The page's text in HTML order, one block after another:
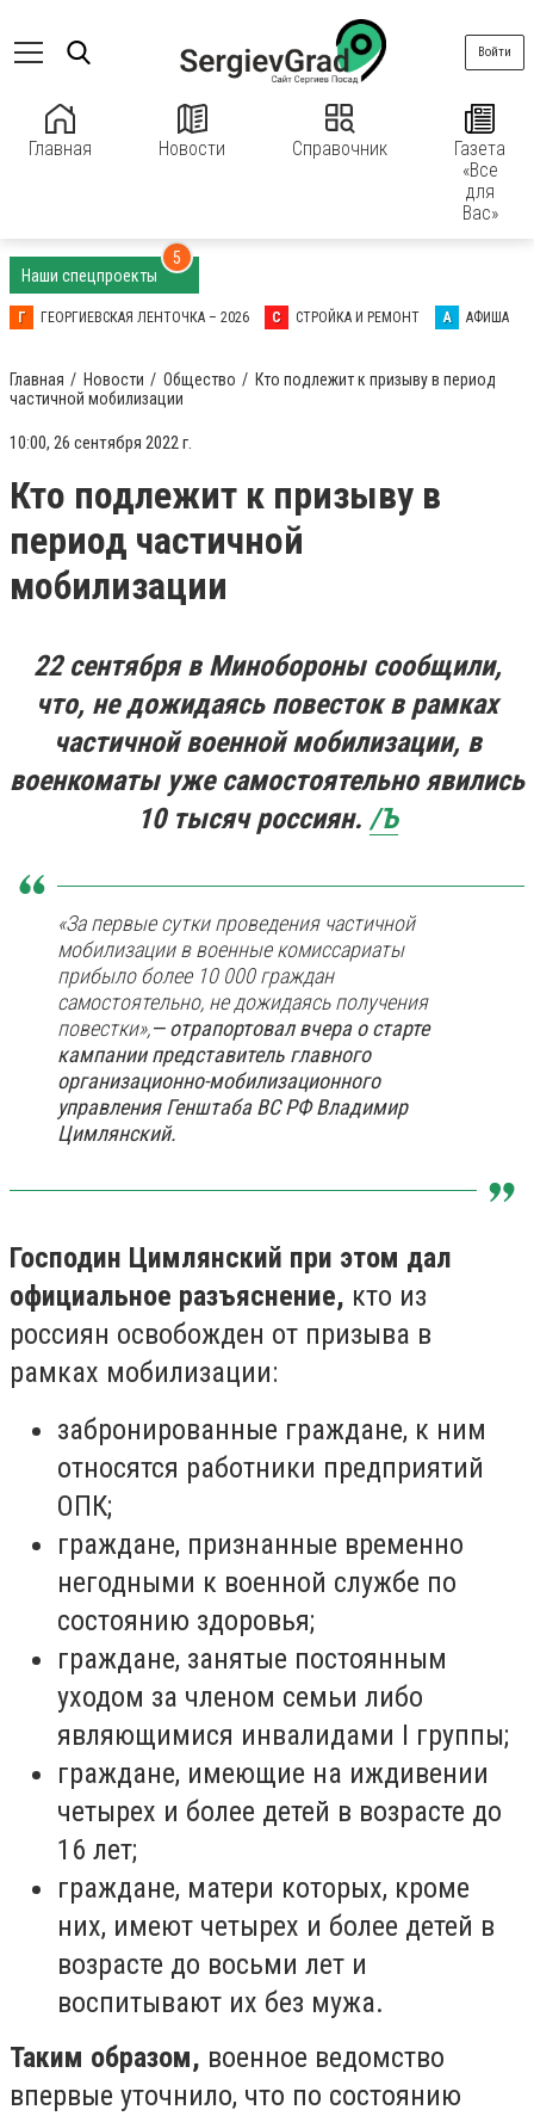
Главная Новости Справочник
Газета
«Все
для
Вас»
Войти
Наши спецпроекты
5
Г ГЕОРГИЕВСКАЯ ЛЕНТОЧКА – 2026 С СТРОЙКА И РЕМОНТ А АФИША
Главная Новости Общество
Кто подлежит к призыву в период
частичной мобилизации
10:00, 26 сентября 2022 г.
Кто подлежит к призыву в
период частичной
мобилизации
22 сентября в Минобороны сообщили,
что, не дожидаясь повесток в рамках
частичной военной мобилизации, в
военкоматы уже самостоятельно явились
10 тысяч россиян. /Ъ
«За первые сутки проведения частичной
мобилизации в военные комиссариаты
прибыло более 10 000 граждан
самостоятельно, не дожидаясь получения
повестки»,— отрапортовал вчера о старте
кампании представитель главного
организационно-мобилизационного
управления Генштаба ВС РФ Владимир
Цимлянский.
Господин Цимлянский при этом дал
официальное разъяснение, кто из
россиян освобожден от призыва в
рамках мобилизации:
забронированные граждане, к ним
относятся работники предприятий
ОПК;
граждане, признанные временно
негодными к военной службе по
состоянию здоровья;
граждане, занятые постоянным
уходом за членом семьи либо
являющимися инвалидами I группы;
граждане, имеющие на иждивении
четырех и более детей в возрасте до
16 лет;
граждане, матери которых, кроме
них, имеют четырех и более детей в
возрасте до восьми лет и
воспитывают их без мужа.
Таким образом, военное ведомство
впервые уточнило, что по состоянию